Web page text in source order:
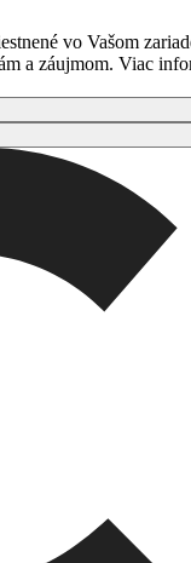
vo Vašom
a záujmom. Viac